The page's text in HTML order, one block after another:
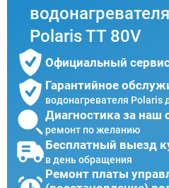
водонагревателя
Polaris TT 80V
Официальный
Гарантийное
водонагревателя Polaris
Диагностика за наш
ремонт по желанию
Бесплатный выезд
в день обращения
Ремонт платы